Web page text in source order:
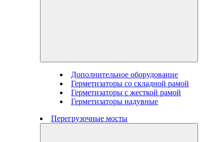
Дополнительное оборудование
Герметизаторы со складной рамой
Герметизаторы с жесткой рамой
Герметизаторы надувные
Перегрузочные мосты